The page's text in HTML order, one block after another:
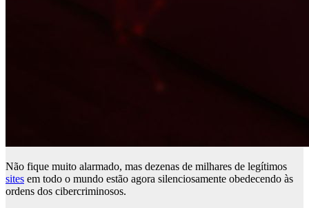
Não fique muito alarmado, mas dezenas de milhares de legítimos
sites em todo o mundo estão agora silenciosamente obedecendo às
ordens dos cibercriminosos.